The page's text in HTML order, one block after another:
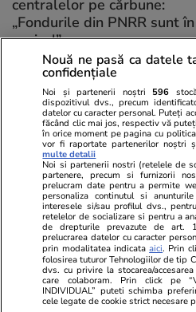
centralelor pe cărbune:
„Fondurile din PNRR sunt în
pericol”
PARTENERI
ZiaruldeIasi.ro
Nouă ne pasă ca datele
confidențiale
Noi și partenerii noștri 596
dispozitivul dvs., precum
datelor cu caracter personal. Puteți
făcând clic mai jos, respectiv vă
în orice moment pe pagina cu
vor fi raportate partenerilor noștri
multe detalii
Noi si partenerii nostri (retelele de
partenere, precum si furnizorii
prelucram date pentru a permite
personaliza continutul si
interesele si/sau profilul dvs.,
retelelor de socializare si pentru a
de drepturile prevazute de art.
prelucrarea datelor cu caracter
prin modalitatea indicataaici. Prin
folosirea tuturor Tehnologiilor de tip
dvs. cu privire la stocarea/
care colaboram. Prin click pe
INDIVIDUAL” puteti schimba
cele legate de cookie strict necesare